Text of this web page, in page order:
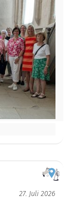
27. Juli 2026